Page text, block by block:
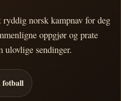
norsk kampnav for deg
oppgjør og prate
ulovlige sendinger.
fotball